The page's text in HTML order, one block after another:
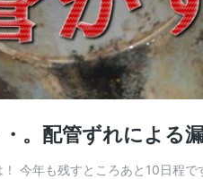
。配管ずれによる
今年も残すところあと10日程